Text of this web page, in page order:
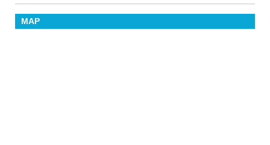
MAP